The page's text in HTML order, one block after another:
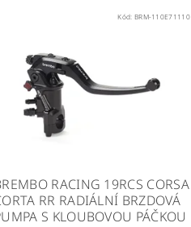
Kód: BRM-110E71110
RACING 19RCS CORSA
RR RADIÁLNÍ BRZDOVÁ
S KLOUBOVOU PÁČKOU